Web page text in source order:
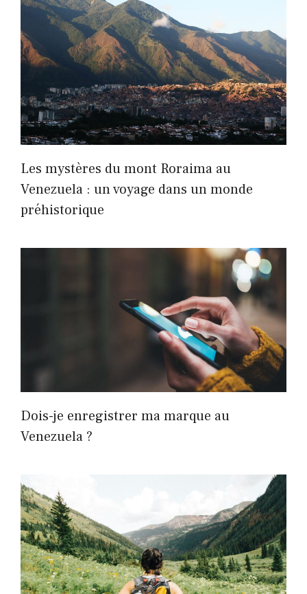
Les mystères du mont Roraima au
Venezuela : un voyage dans un monde
préhistorique
Dois-je enregistrer ma marque au
Venezuela ?